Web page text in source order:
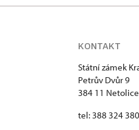
KONTAKT
Státní zámek
Petrův Dvůr 9
384 11 Netolice
tel: 388 324 380